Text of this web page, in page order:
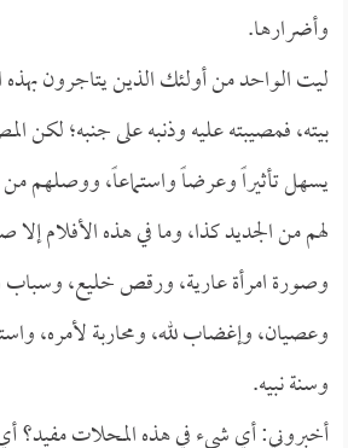
وأضرارها.
ليت الواحد من أولئك الذين يتاجرون
بيته، فمصيبته عليه وذنبه على جنبه؛ لكن
يسهل تأثيراً وعرضاً واستماعاً، ووصلهم
لهم من الجديد كذا، وما في هذه الأفلام
وصورة امرأة عارية، ورقص خليع،
وعصيان، وإغضاب لله، ومحاربة لأمره،
وسنة نبيه.
أخبروني: أي شيء في هذه المحلات مفيد؟